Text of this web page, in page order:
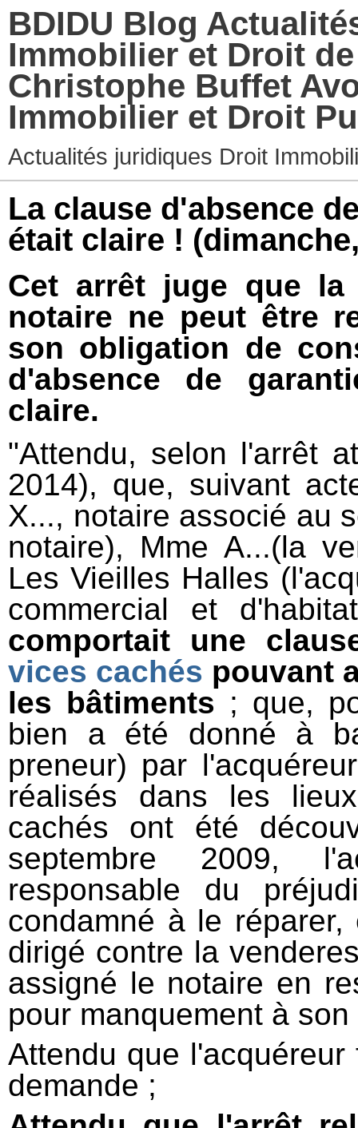
BDIDU Blog
Immobilier et Droit
Christophe Buffet
Immobilier et Droit
Actualités juridiques Droit
La clause d'absence
était claire !
Cet arrêt juge que la
notaire ne peut être
son obligation de
d'absence de
claire.
"Attendu, selon l'arrêt
2014), que, suivant
X..., notaire associé au
notaire), Mme A...(la
Les Vieilles Halles
commercial et
comportait une
vices cachés pouvant
les bâtiments ; que,
bien a été donné à
preneur) par
réalisés dans les
cachés ont été
septembre 2009,
responsable du
condamné à le
dirigé contre la
assigné le notaire en
pour manquement à son
Attendu que
demande ;